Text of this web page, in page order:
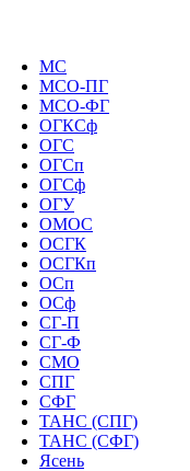
МС
МСО-ПГ
МСО-ФГ
ОГКСф
ОГС
ОГСп
ОГСф
ОГУ
ОМОС
ОСГК
ОСГКп
ОСп
ОСф
СГ-П
СГ-Ф
СМО
СПГ
СФГ
ТАНС (СПГ)
ТАНС (СФГ)
Ясень